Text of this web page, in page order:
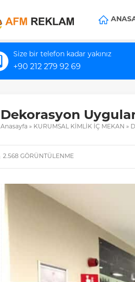
Size bir telefon kadar yakınız
+90 212 279 92 69
Dekorasyon
Anasayfa » KURUMSAL KİMLİK İÇ MEKAN »
2.568 GÖRÜNTÜLENME